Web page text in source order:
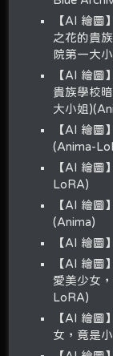
【AI 繪圖
之花的貴
院第一大
【AI 繪圖
貴族學校
大小姐
【AI 繪圖
(Anima-
【AI 繪圖
LoRA)
【AI 繪圖
(Anima)
【AI 繪圖
【AI 繪圖
愛美少女
LoRA)
【AI 繪圖
女，竟是